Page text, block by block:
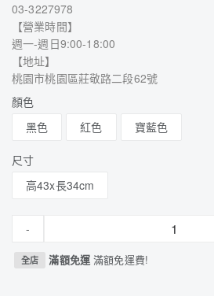
03-3227978
【營業時間】
週一-週日9:00-18:00
【地址】
桃園市桃園區莊敬路二段62號
顏色
黑色
紅色 寶藍色
尺寸
高43x長34cm
-
全店 滿額免運滿額免運費!